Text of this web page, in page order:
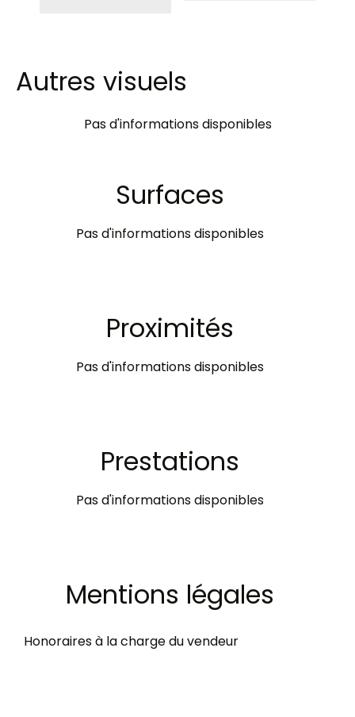
Autres visuels
Pas d'informations disponibles
Surfaces
Pas d'informations disponibles
Proximités
Pas d'informations disponibles
Prestations
Pas d'informations disponibles
Mentions légales
Honoraires à la charge du vendeur